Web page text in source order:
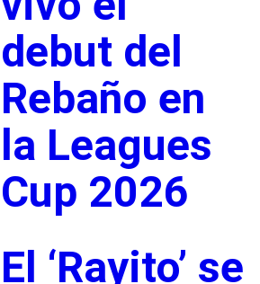
debut del
Rebaño en
la Leagues
Cup 2026
El ‘Rayito’ se